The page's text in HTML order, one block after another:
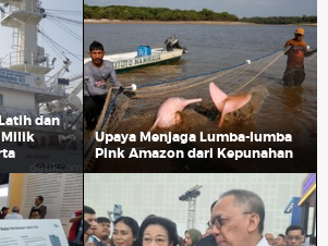
dan
Milik
Upaya Menjaga Lumba-lumba
Pink Amazon dari Kepunahan